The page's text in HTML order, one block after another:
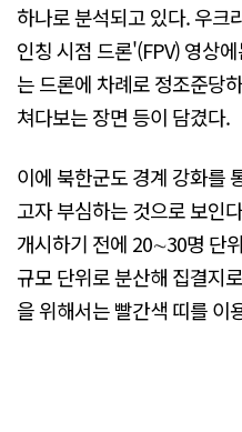
하나로 분석되고 있다. 우크
인칭 시점 드론'(FPV) 영상
는 드론에 차례로 정조준당
쳐다보는 장면 등이 담겼다.
이에 북한군도 경계 강화를
고자 부심하는 것으로 보인
개시하기 전에 20∼30명 단
규모 단위로 분산해 집결지
을 위해서는 빨간색 띠를 이